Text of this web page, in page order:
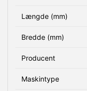
Længde (mm)
Bredde (mm)
Producent
Maskintype